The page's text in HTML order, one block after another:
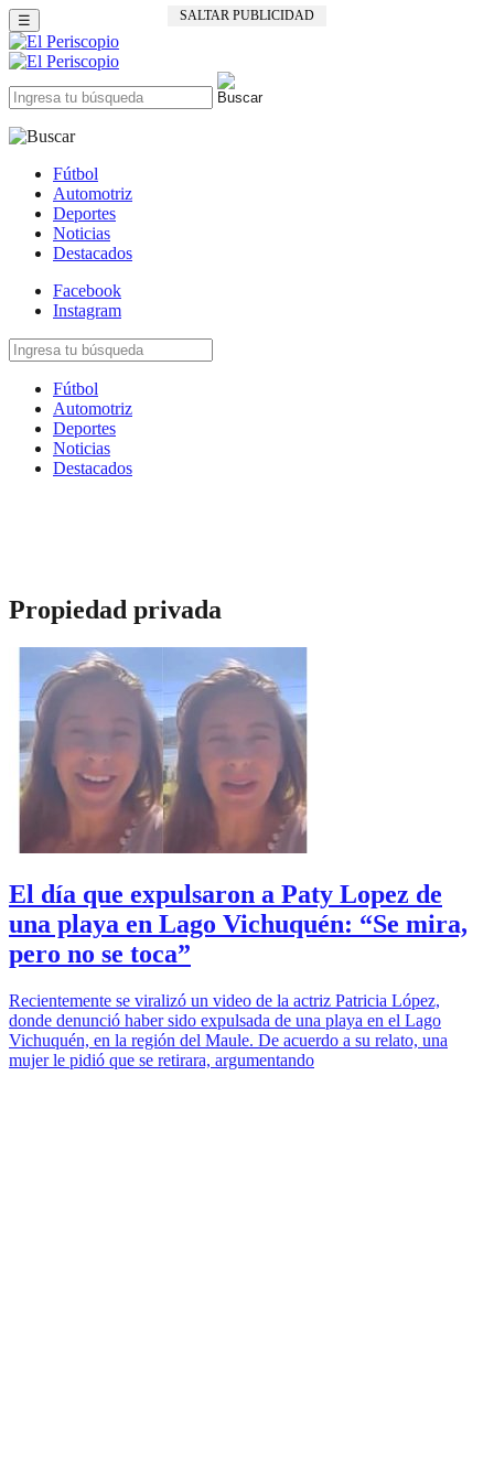
SALTAR PUBLICIDAD
☰
Fútbol
Automotriz
Deportes
Noticias
Destacados
Facebook
Instagram
Fútbol
Automotriz
Deportes
Noticias
Destacados
Propiedad privada
El día que expulsaron a Paty Lopez de
una playa en Lago Vichuquén: “Se mira,
pero no se toca”
Recientemente se viralizó un video de la actriz Patricia López,
donde denunció haber sido expulsada de una playa en el Lago
Vichuquén, en la región del Maule. De acuerdo a su relato, una
mujer le pidió que se retirara, argumentando